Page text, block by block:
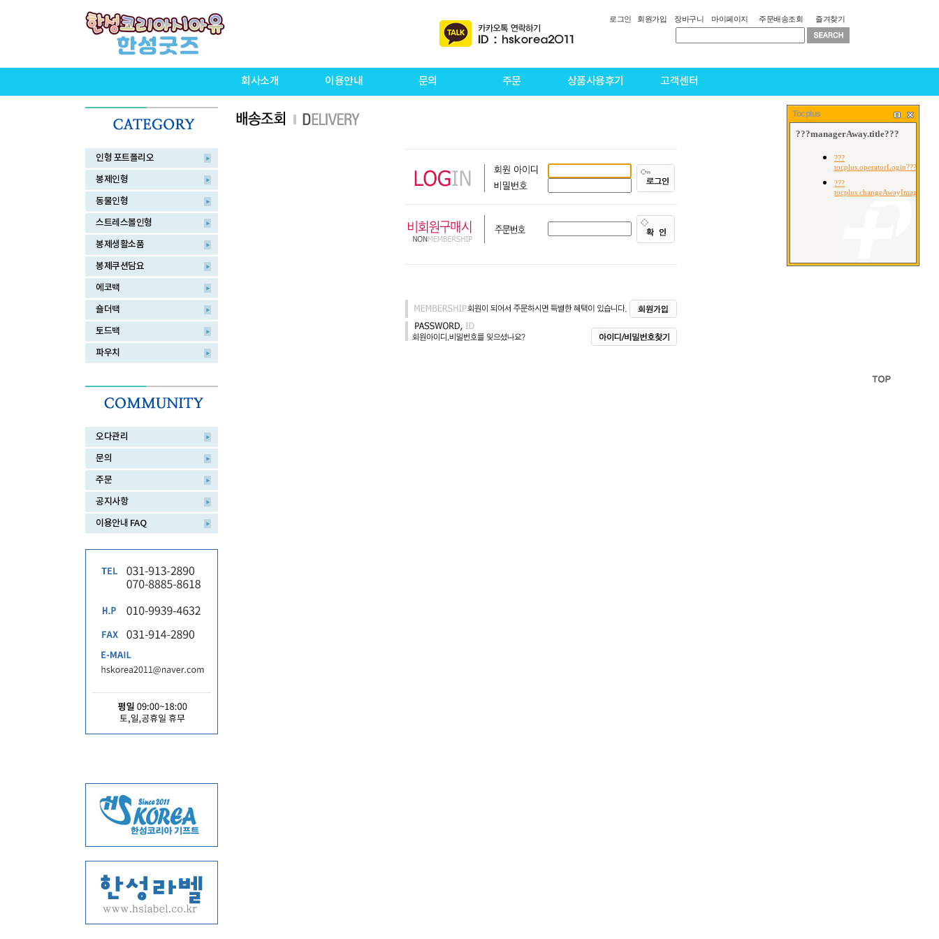
로그인 회원가입 장바구니 마이페이지 주문배송조회 즐겨찾기
회사소개 이용안내 문의 주문 상품사용후기 고객센터
인형 포트폴리오
봉제인형
동물인형
스트레스볼인형
봉제생활소품
봉제쿠션담요
에코백
숄더백
토드백
파우치
오다관리
문의
주문
공지사항
이용안내 FAQ
Tocplus